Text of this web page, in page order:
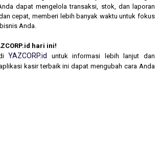
dapat mengelola transaksi, stok, dan laporan
cepat, memberi lebih banyak waktu untuk fokus
Anda.
hari ini!
YAZCORP.id
untuk informasi lebih lanjut dan
kasir terbaik ini dapat mengubah cara Anda